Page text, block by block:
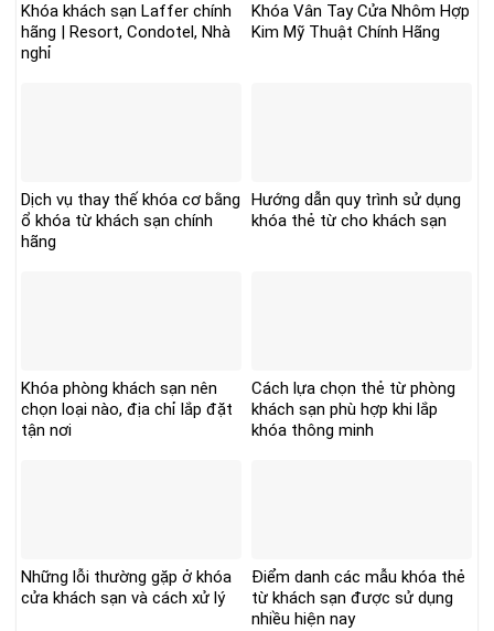
Khóa khách sạn Laffer chính
hãng | Resort, Condotel, Nhà
nghỉ
Khóa Vân Tay Cửa Nhôm Hợp
Kim Mỹ Thuật Chính Hãng
Dịch vụ thay thế khóa cơ bằng
ổ khóa từ khách sạn chính
hãng
Hướng dẫn quy trình sử dụng
khóa thẻ từ cho khách sạn
Khóa phòng khách sạn nên
chọn loại nào, địa chỉ lắp đặt
tận nơi
Cách lựa chọn thẻ từ phòng
khách sạn phù hợp khi lắp
khóa thông minh
Những lỗi thường gặp ở khóa
cửa khách sạn và cách xử lý
Điểm danh các mẫu khóa thẻ
từ khách sạn được sử dụng
nhiều hiện nay